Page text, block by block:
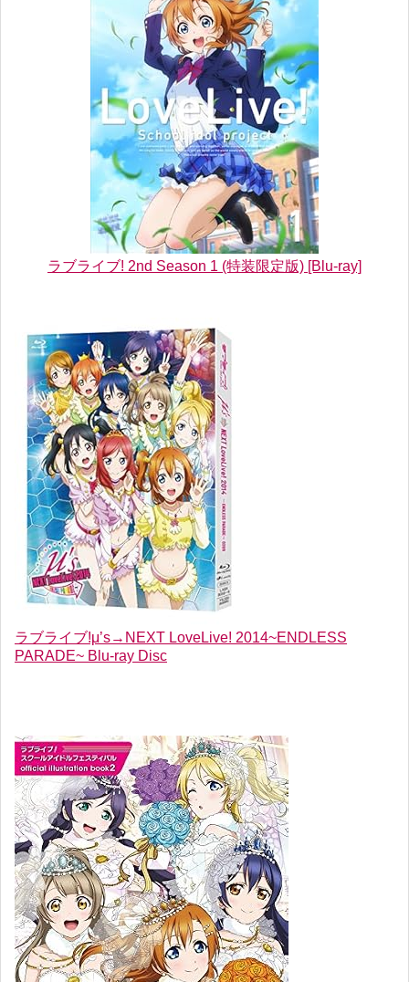
ラブライブ! 2nd Season 1 (特装限定版) [Blu-ray]
ラブライブ!μ’s→NEXT LoveLive! 2014~ENDLESS
PARADE~ Blu-ray Disc